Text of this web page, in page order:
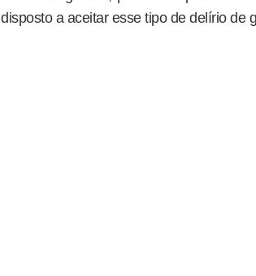
disposto a aceitar esse tipo de delírio de